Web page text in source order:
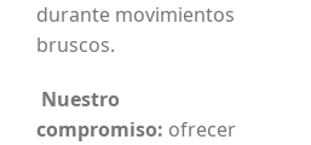
durante movimientos
bruscos.
Nuestro
compromiso: ofrecer